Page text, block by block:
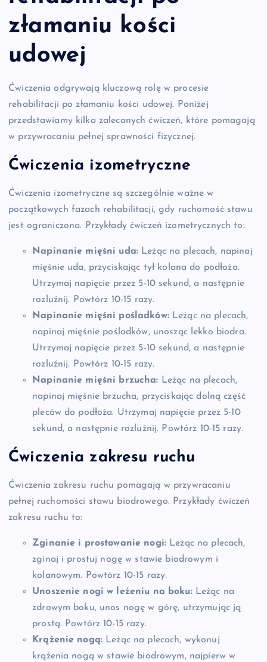
złamaniu kości
udowej
Ćwiczenia odgrywają kluczową rolę w procesie
rehabilitacji po złamaniu kości udowej. Poniżej
przedstawiamy kilka zalecanych ćwiczeń, które pomagają
w przywracaniu pełnej sprawności fizycznej.
Ćwiczenia izometryczne
Ćwiczenia izometryczne są szczególnie ważne w
początkowych fazach rehabilitacji, gdy ruchomość stawu
jest ograniczona. Przykłady ćwiczeń izometrycznych to:
Napinanie mięśni uda: Leżąc na plecach, napinaj
mięśnie uda, przyciskając tył kolana do podłoża.
Utrzymaj napięcie przez 5-10 sekund, a następnie
rozluźnij. Powtórz 10-15 razy.
Napinanie mięśni pośladków:Leżąc na plecach,
napinaj mięśnie pośladków, unosząc lekko biodra.
Utrzymaj napięcie przez 5-10 sekund, a następnie
rozluźnij. Powtórz 10-15 razy.
Napinanie mięśni brzucha: Leżąc na plecach,
napinaj mięśnie brzucha, przyciskając dolną część
pleców do podłoża. Utrzymaj napięcie przez 5-10
sekund, a następnie rozluźnij. Powtórz 10-15 razy.
Ćwiczenia zakresu ruchu
Ćwiczenia zakresu ruchu pomagają w przywracaniu
pełnej ruchomości stawu biodrowego. Przykłady ćwiczeń
zakresu ruchu to:
Zginanie i prostowanie nogi: Leżąc na plecach,
zginaj i prostuj nogę w stawie biodrowym i
kolanowym. Powtórz 10-15 razy.
Unoszenie nogi w leżeniu na boku:Leżąc na
zdrowym boku, unos nogę w górę, utrzymując ją
prostą. Powtórz 10-15 razy.
Krążenie nogą: Leżąc na plecach, wykonuj
krążenia nogą w stawie biodrowym, najpierw w